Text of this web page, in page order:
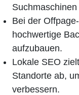
Bei der
hochwertige
aufzubauen.
Lokale SEO
Standorte ab,
verbessern.